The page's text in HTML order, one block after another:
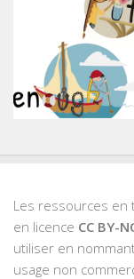
Les ressources en
en licence CC BY-
utiliser en
usage non